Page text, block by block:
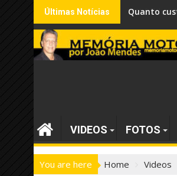
Skip
to
content
Últimas Notícias VW é líder
VIDEOS FOTOS
You are here Home Videos